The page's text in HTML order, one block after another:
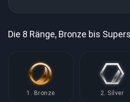
Die 8 Ränge, Bronze bis
1. Bronze 2. Silver